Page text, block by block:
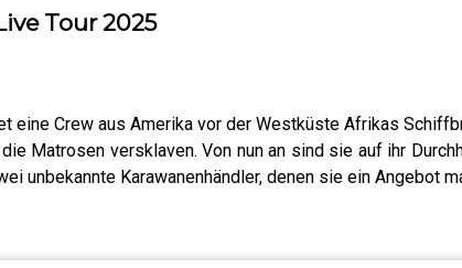
Tour 2025
eine Crew aus Amerika vor der Westküste Afrikas
Matrosen versklaven. Von nun an sind sie auf ihr
unbekannte Karawanenhändler, denen sie ein Angebot